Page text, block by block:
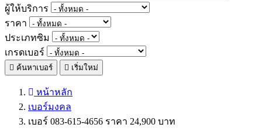
ผู้ให้บริการ
ราคา
ประเภทซิม
เกรดเบอร์
ค้นหาเบอร์ เริ่มใหม่
หน้าหลัก
เบอร์มงคล
เบอร์ 083-615-4656 ราคา 24,900 บาท